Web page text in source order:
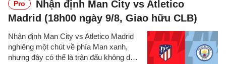
Pro
Nhận định Man City vs Atletico
Madrid (18h00 ngày 9/8, Giao hữu CLB)
Nhận định Man City vs Atletico Madrid
nghiêng một chút về phía Man xanh,
nhưng đây có thể là trận đấu không dễ